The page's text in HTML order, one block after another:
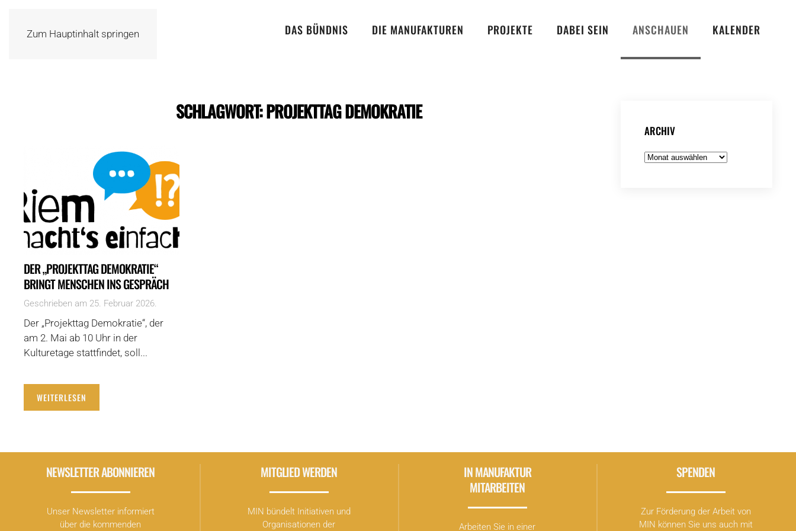
Zum Hauptinhalt springen DAS BÜNDNIS DIE MANUFAKTUREN PROJEKTE DABEI SEIN ANSCHAUEN KALENDER
SCHLAGWORT:PROJEKTTAG DEMOKRATIE
DER „PROJEKTTAG DEMOKRATIE“
BRINGT MENSCHEN INS GESPRÄCH
Geschrieben am 25. Februar 2026.
Der „Projekttag Demokratie“, der
am 2. Mai ab 10 Uhr in der
Kulturetage stattfindet, soll...
WEITERLESEN
ARCHIV
Archiv
NEWSLETTER ABONNIEREN
Unser Newsletter informiert
über die kommenden
MITGLIED WERDEN
MIN bündelt Initiativen und
Organisationen der
IN MANUFAKTUR
MITARBEITEN
Arbeiten Sie in einer
SPENDEN
Zur Förderung der Arbeit von
MIN können Sie uns auch mit